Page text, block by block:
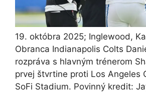
19. októbra 2025; Inglewood,
Obranca Indianapolis Colts
rozpráva s hlavným trénerom
prvej štvrtine proti Los Angeles
SoFi Stadium. Povinný kredit: